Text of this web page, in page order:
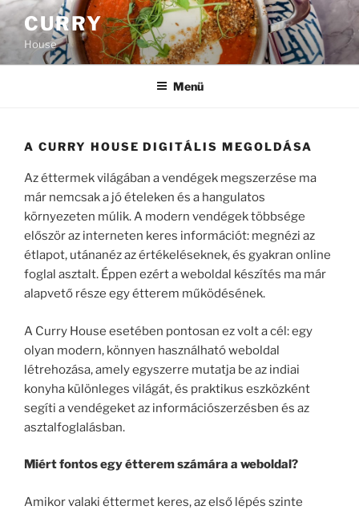
Tartalomhoz
CURRY
House
Menü
A CURRY HOUSE DIGITÁLIS MEGOLDÁSA
Az éttermek világában a vendégek megszerzése ma
már nemcsak a jó ételeken és a hangulatos
környezeten múlik. A modern vendégek többsége
először az interneten keres információt: megnézi az
étlapot, utánanéz az értékeléseknek, és gyakran online
foglal asztalt. Éppen ezért a weboldal készítés ma már
alapvető része egy étterem működésének.
A Curry House esetében pontosan ez volt a cél: egy
olyan modern, könnyen használható weboldal
létrehozása, amely egyszerre mutatja be az indiai
konyha különleges világát, és praktikus eszközként
segíti a vendégeket az információszerzésben és az
asztalfoglalásban.
Miért fontos egy étterem számára a weboldal?
Amikor valaki éttermet keres, az első lépés szinte